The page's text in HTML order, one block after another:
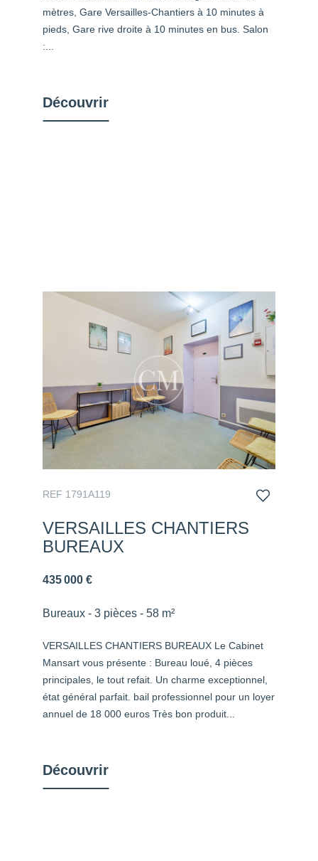
mètres, Gare Versailles-Chantiers à 10 minutes à
pieds, Gare rive droite à 10 minutes en bus. Salon
:...
Découvrir
REF 1791A119
VERSAILLES CHANTIERS
BUREAUX
435 000 €
Bureaux - 3 pièces - 58 m²
VERSAILLES CHANTIERS BUREAUX Le Cabinet
Mansart vous présente : Bureau loué, 4 pièces
principales, le tout refait. Un charme exceptionnel,
état général parfait. bail professionnel pour un loyer
annuel de 18 000 euros Très bon produit...
Découvrir